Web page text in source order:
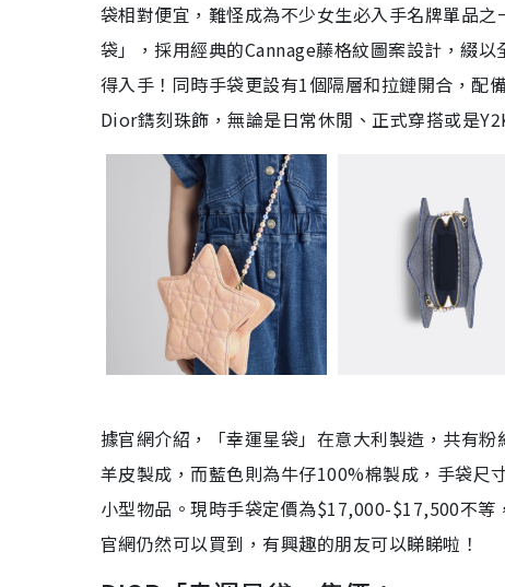
袋相對便宜，難怪成為不少女生必入手名牌單品
袋」，採用經典的Cannage藤格紋圖案設計，綴
得入手！同時手袋更設有1個隔層和拉鏈開合，配
Dior鐫刻珠飾，無論是日常休閒、正式穿搭或是
據官網介紹，「幸運星袋」在意大利製造 ， 共有粉
羊皮製成，而藍色則為牛仔100%棉製成，手袋
小型物品。現時手袋定價為$17,000-$17,500不
官網仍然可以買到，有興趣的朋友可以睇睇啦！